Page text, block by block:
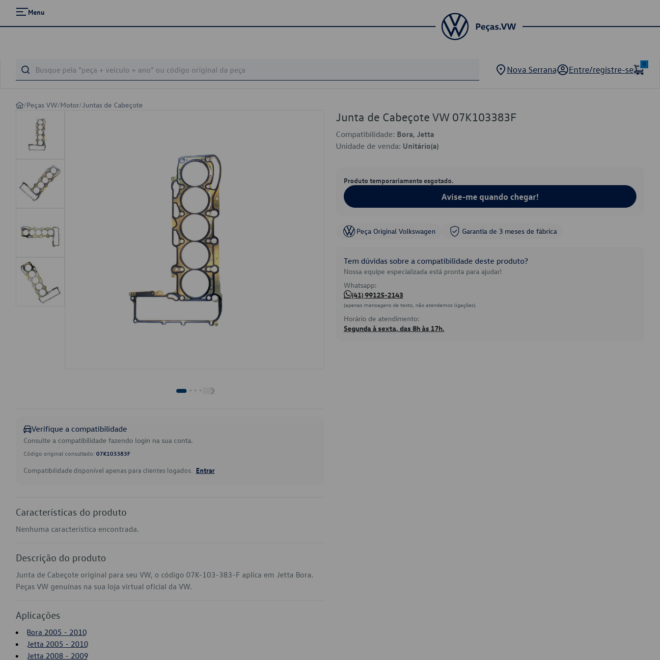
Menu
Nova Serrana Entre/registre-se
0
/Peças VW/Motor/Juntas de Cabeçote
Verifique a compatibilidade
Consulte a compatibilidade fazendo login na sua conta.
Código original consultado: 07K103383F
Compatibilidade disponível apenas para clientes logados. Entrar
Características do produto
Nenhuma característica encontrada.
Descrição do produto
Junta de Cabeçote original para seu VW, o código 07K-103-383-F aplica em Jetta Bora.
Peças VW genuínas na sua loja virtual oficial da VW.
Aplicações
Bora 2005 - 2010
Jetta 2005 - 2010
Jetta 2008 - 2009
Junta de Cabeçote VW 07K103383F
Compatibilidade: Bora, Jetta
Unidade de venda: Unitário(a)
Produto temporariamente esgotado.
Avise-me quando chegar!
Peça Original Volkswagen Garantia de 3 meses de fábrica
Tem dúvidas sobre a compatibilidade deste produto?
Nossa equipe especializada está pronta para ajudar!
Whatsapp:
(41) 99125-2143
(apenas mensagens de texto, não atendemos ligações)
Horário de atendimento:
Segunda à sexta, das 8h às 17h.